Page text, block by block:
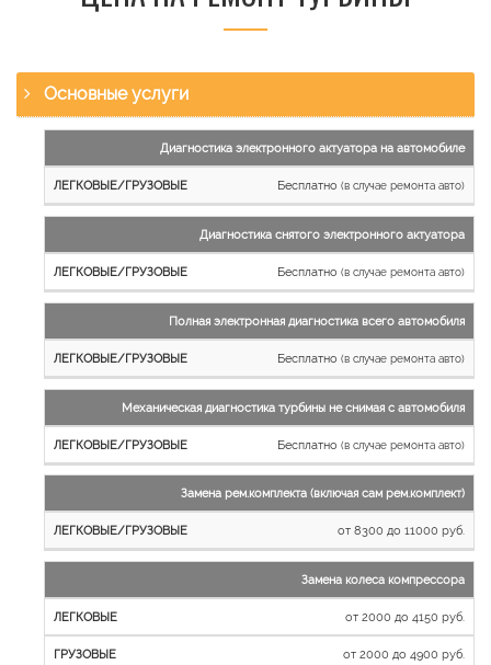
Основные услуги
работы
Легковые
и
Грузовые
автомобили
Диагностика электронного актуатора на автомобиле
Бесплатно (в случае ремонта авто)
Диагностика снятого электронного актуатора
Бесплатно (в случае ремонта авто)
Полная электронная диагностика всего автомобиля
Бесплатно (в случае ремонта авто)
Механическая диагностика турбины не снимая с автомобиля
Бесплатно (в случае ремонта авто)
Замена рем.комплекта (включая сам рем.комплект)
от 8300 до 11000 руб.
Замена колеса компрессора
от 2000 до 4150 руб.
от 2000 до 4900 руб.